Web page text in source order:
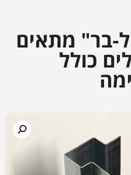
בר" מתאים
כולל